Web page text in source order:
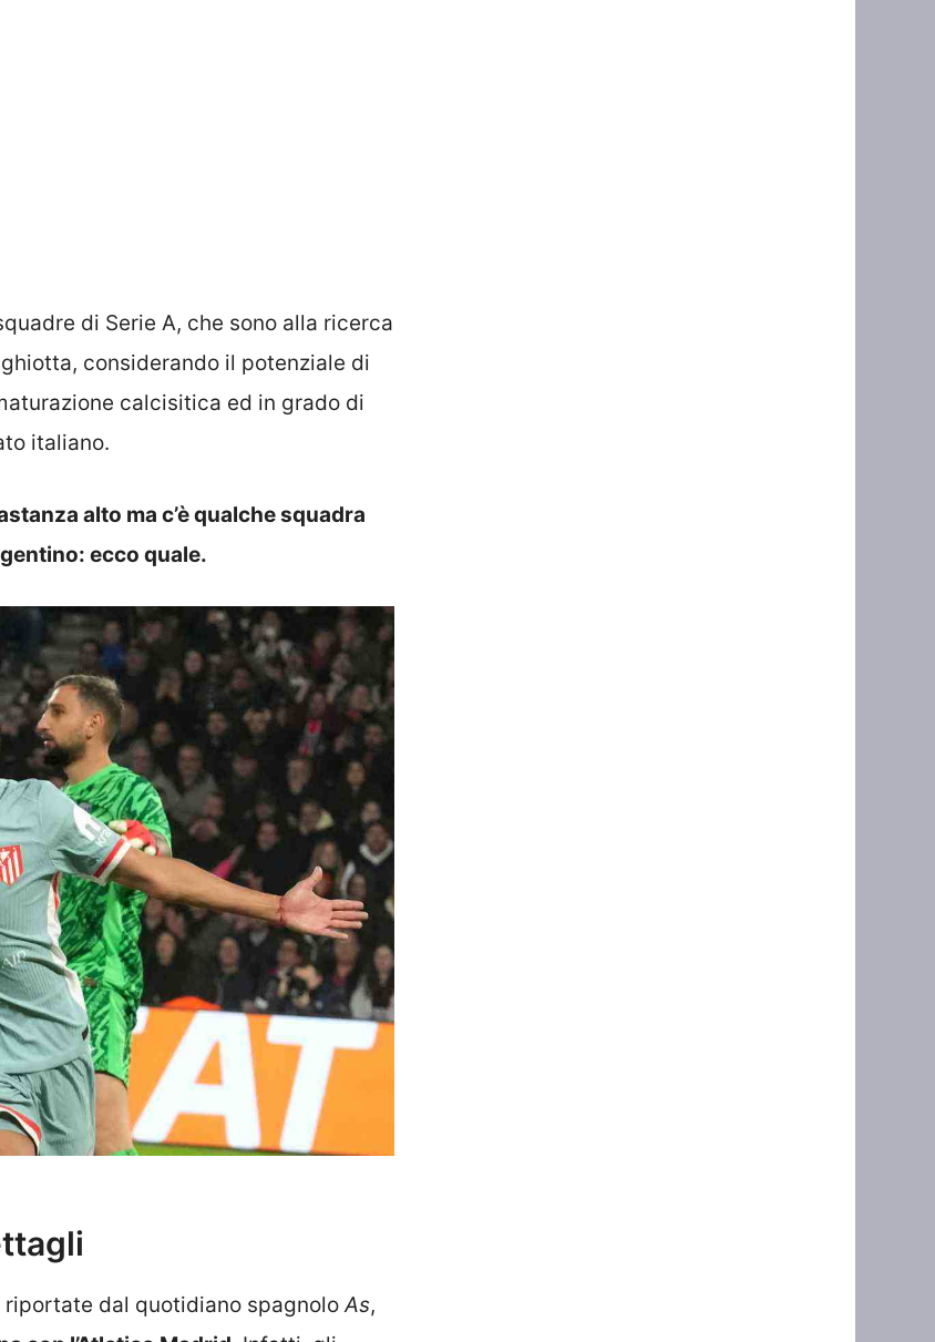
di Serie A, che sono alla ricerca
considerando il potenziale di
calcisitica ed in grado di
italiano.
alto ma c’è qualche squadra
ecco quale.
riportate dal quotidiano spagnoloAs,